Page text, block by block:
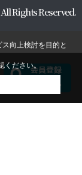
Rights Reserved.
向上検討を目的と
ください。